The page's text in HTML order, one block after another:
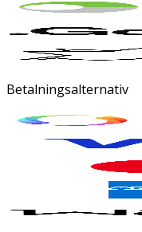
Betalningsalternativ